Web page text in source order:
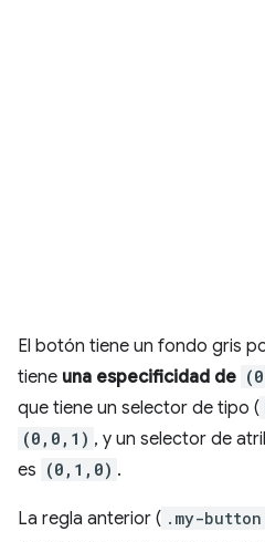
El botón tiene un fondo gris
tiene una especificidad de
que tiene un selector de tipo (
(0,0,1) , y un selector de
es (0,1,0) .
La regla anterior ( .my-button